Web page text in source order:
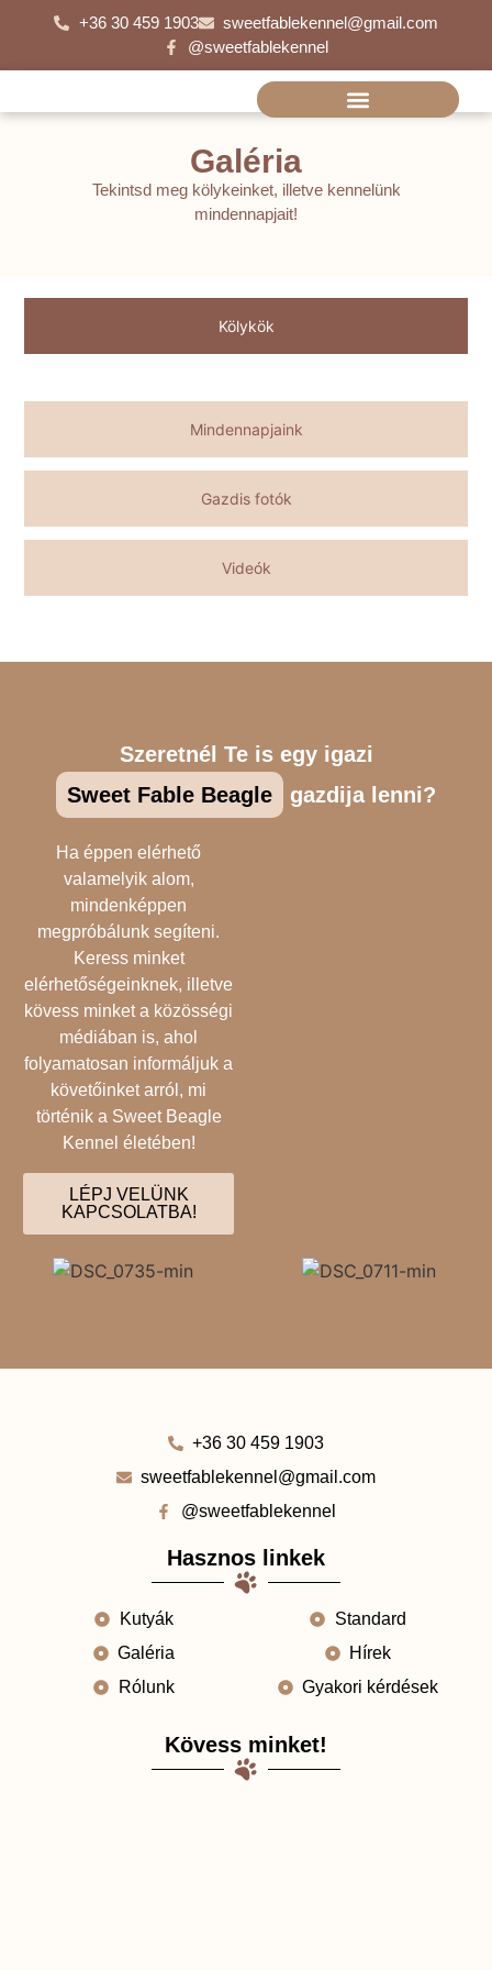
+36 30 459 1903
sweetfablekennel@gmail.com
@sweetfablekennel
Galéria
Tekintsd meg kölykeinket, illetve kennelünk
mindennapjait!
Kölykök
Mindennapjaink
Gazdis fotók
Videók
Szeretnél Te is egy igazi
Sweet Fable Beagle
gazdija lenni?
Ha éppen elérhető
valamelyik alom,
mindenképpen
megpróbálunk segíteni.
Keress minket
elérhetőségeinknek, illetve
kövess minket a közösségi
médiában is, ahol
folyamatosan informáljuk a
követőinket arról, mi
történik a Sweet Beagle
Kennel életében!
LÉPJ VELÜNK
KAPCSOLATBA!
+36 30 459 1903
sweetfablekennel@gmail.com
@sweetfablekennel
Hasznos linkek
Kutyák
Galéria
Rólunk
Standard
Hírek
Gyakori kérdések
Kövess minket!